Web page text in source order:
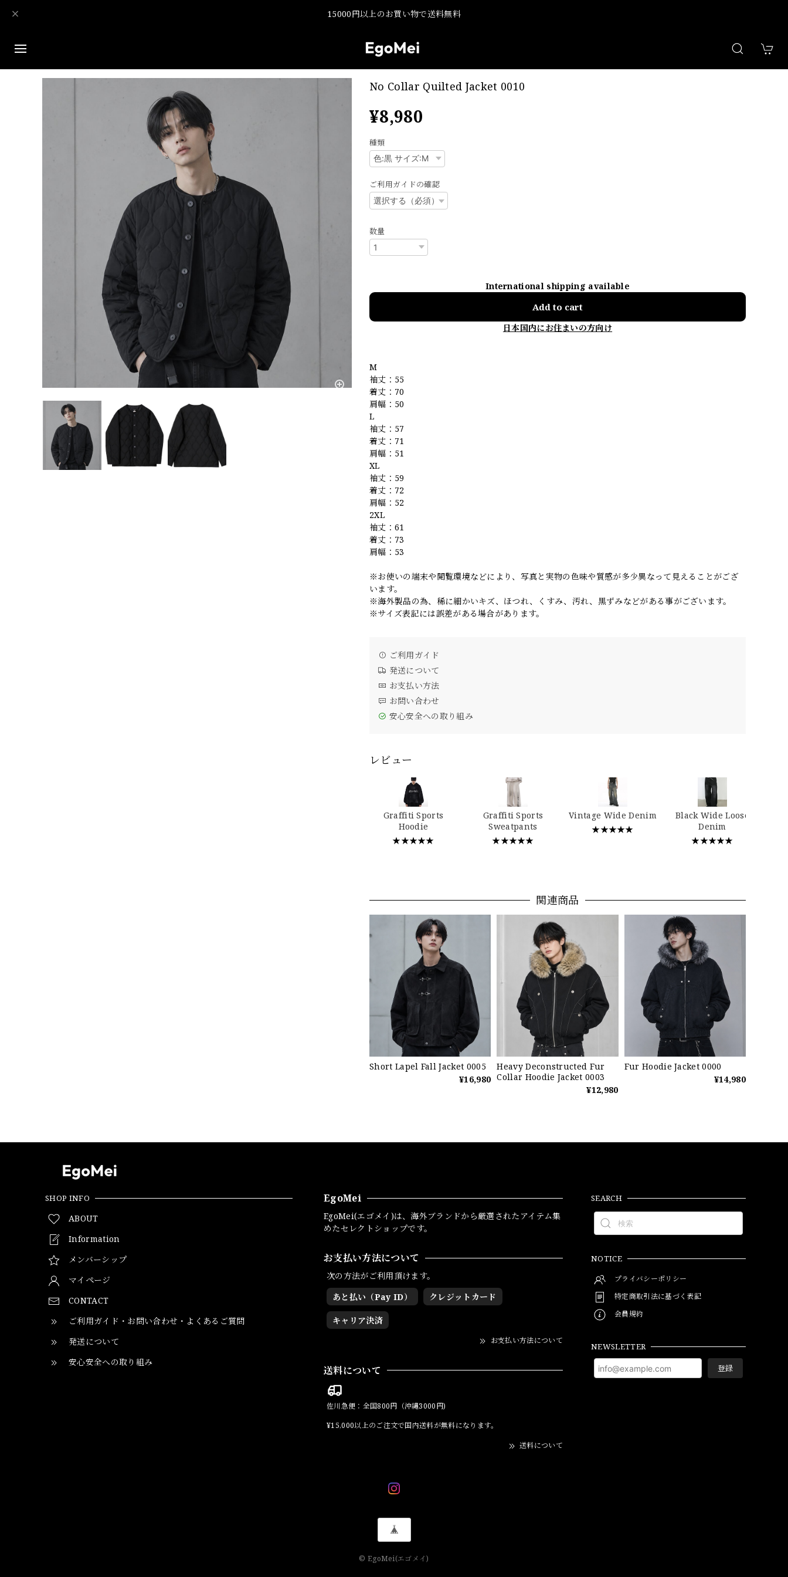
15000円以上のお買い物で送料無料
No Collar Quilted Jacket 0010
¥8,980
種類
ご利用ガイドの確認
数量
International shipping available
Add to cart
日本国内にお住まいの方向け
M
袖丈：55
着丈：70
肩幅：50
L
袖丈：57
着丈：71
肩幅：51
XL
袖丈：59
着丈：72
肩幅：52
2XL
袖丈：61
着丈：73
肩幅：53
※お使いの端末や閲覧環境などにより、写真と実物の色味や質感が多少異なって見えることがござ
います。
※海外製品の為、稀に細かいキズ、ほつれ、くすみ、汚れ、黒ずみなどがある事がございます。
※サイズ表記には誤差がある場合があります。
ご利用ガイド
発送について
お支払い方法
お問い合わせ
安心安全への取り組み
レビュー
Graffiti Sports
Hoodie
★★★★★
Graffiti Sports
Sweatpants
★★★★★
Vintage Wide Denim
★★★★★
Black Wide Loose
Denim
★★★★★
関連商品
Short Lapel Fall Jacket 0005
¥16,980
Heavy Deconstructed Fur
Collar Hoodie Jacket 0003
¥12,980
Fur Hoodie Jacket 0000
¥14,980
SHOP INFO
ABOUT
Information
メンバーシップ
マイページ
CONTACT
ご利用ガイド・お問い合わせ・よくあるご質問
発送について
安心安全への取り組み
EgoMei
EgoMei(エゴメイ)は、海外ブランドから厳選されたアイテム集
めたセレクトショップです。
お支払い方法について
次の方法がご利用頂けます。
あと払い（Pay ID）
クレジットカード
キャリア決済
お支払い方法について
送料について
佐川急便：全国800円（沖縄3000円)
¥15,000以上のご注文で国内送料が無料になります。
送料について
SEARCH
NOTICE
プライバシーポリシー
特定商取引法に基づく表記
会員規約
NEWSLETTER
登録
© EgoMei(エゴメイ)